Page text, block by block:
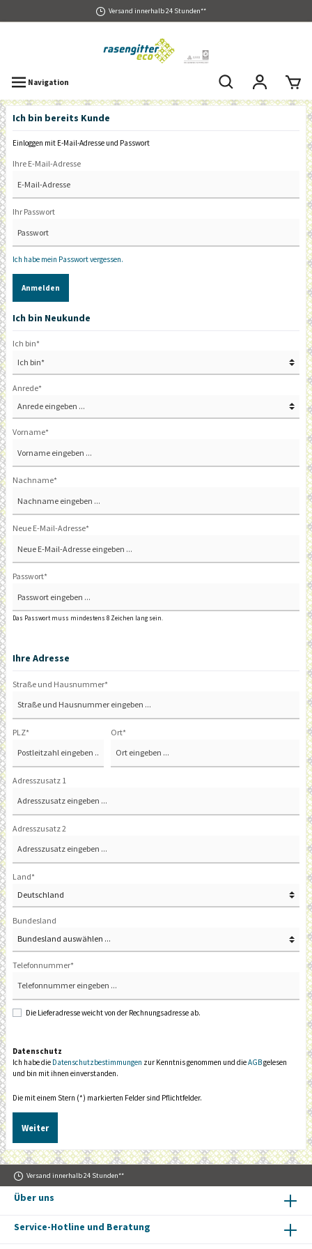
Versand innerhalb 24 Stunden**
Navigation
Ich bin bereits Kunde
Einloggen mit E-Mail-Adresse und Passwort
Ihre E-Mail-Adresse
Ihr Passwort
Ich habe mein Passwort vergessen.
Anmelden
Ich bin Neukunde
Ich bin*
Anrede*
Vorname*
Nachname*
Neue E-Mail-Adresse*
Passwort*
Das Passwort muss mindestens 8 Zeichen lang sein.
Ihre Adresse
Straße und Hausnummer*
PLZ* Ort*
Adresszusatz 1
Adresszusatz 2
Land*
Bundesland
Telefonnummer*
Die Lieferadresse weicht von der Rechnungsadresse ab.
Datenschutz
Ich habe die Datenschutzbestimmungen zur Kenntnis genommen und dieAGBgelesen
und bin mit ihnen einverstanden.
Die mit einem Stern (*) markierten Felder sind Pflichtfelder.
Weiter
Versand innerhalb 24 Stunden**
Über uns
Service-Hotline und Beratung